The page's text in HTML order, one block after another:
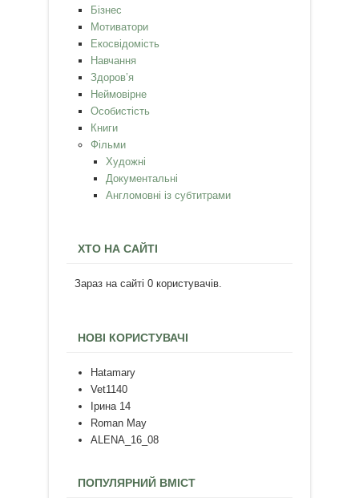
Бізнес
Мотиватори
Екосвідомість
Навчання
Здоров’я
Неймовірне
Особистість
Книги
Фільми
Художні
Документальні
Англомовні із субтитрами
ХТО НА САЙТІ
Зараз на сайті 0 користувачів.
НОВІ КОРИСТУВАЧІ
Hatamary
Vet1140
Ірина 14
Roman May
ALENA_16_08
ПОПУЛЯРНИЙ ВМІСТ